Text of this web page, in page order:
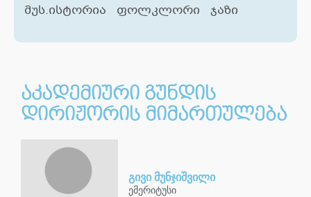
მუს.ისტორია ფოლკლორი ჯაზი
აკადემიური გუნდის
დირიჟორის მიმართულება
გივი მუნჯიშვილი
ემერიტუსი